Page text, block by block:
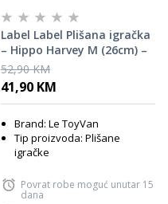
Label Label Plišana igračka
– Hippo Harvey M (26cm) –
Nougat
52,90 KM
41,90 KM
Brand: Le ToyVan
Tip proizvoda: Plišane
igračke
Povrat robe moguć unutar 15
dana